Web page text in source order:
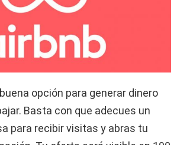
opción para generar dinero
Basta con que adecues un
para recibir visitas y abras tu